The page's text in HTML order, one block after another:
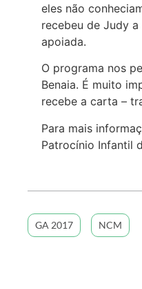
eles não
recebeu de Judy
apoiada.
O programa nos
Benaia. É muito
recebe a carta –
Para mais
Patrocínio Infantil
GA 2017 NCM